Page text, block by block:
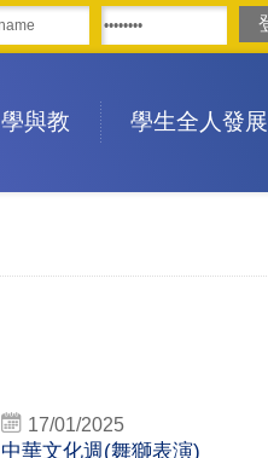
學與教 學生全人發展
17/01/2025
中華文化週(舞獅表演)